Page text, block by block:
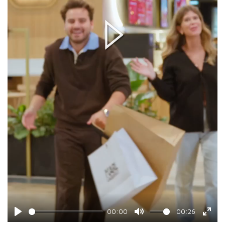
Play
00:00
Mute
00:26
Play